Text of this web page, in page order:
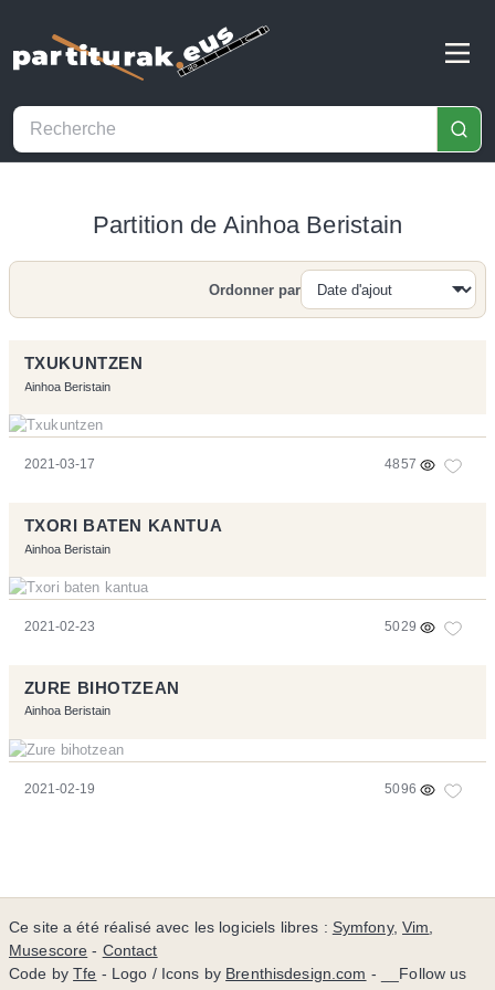
Partition de Ainhoa Beristain
Recherche
Ordonner par
TXUKUNTZEN
Ainhoa Beristain
2021-03-17 4857
TXORI BATEN KANTUA
Ainhoa Beristain
2021-02-23 5029
ZURE BIHOTZEAN
Ainhoa Beristain
2021-02-19 5096
Ce site a été réalisé avec les logiciels libres : Symfony,Vim,
Musescore - Contact
Code byTfe - Logo / Icons by Brenthisdesign.com - __Follow us